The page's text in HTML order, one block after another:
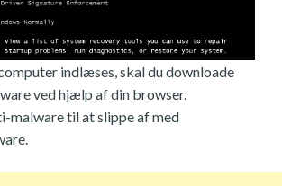
indlæses, skal du downloade
ved hjælp af din browser.
malware til at slippe af med